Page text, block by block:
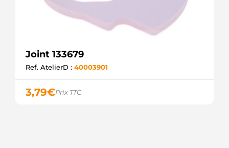
Joint 133679
Ref. AtelierD : 40003901
3,79€Prix TTC